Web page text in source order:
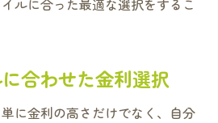
ルに合った最適な選択をするこ
合わせた金利選択
に金利の高さだけでなく、自分